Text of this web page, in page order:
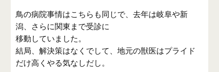
鳥の病院事情はこちらも同じで、去年は岐阜や新
潟、さらに関東まで受診に
移動していました。
結局、解決策はなくでして、地元の獣医はプライド
だけ高くやる気なしだし。